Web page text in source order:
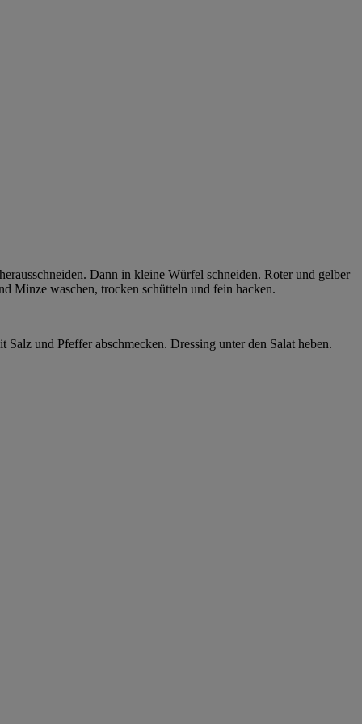
Dann in kleine Würfel schneiden. Roter und gelber
Minze waschen, trocken schütteln und fein hacken.
und Pfeffer abschmecken. Dressing unter den Salat heben.